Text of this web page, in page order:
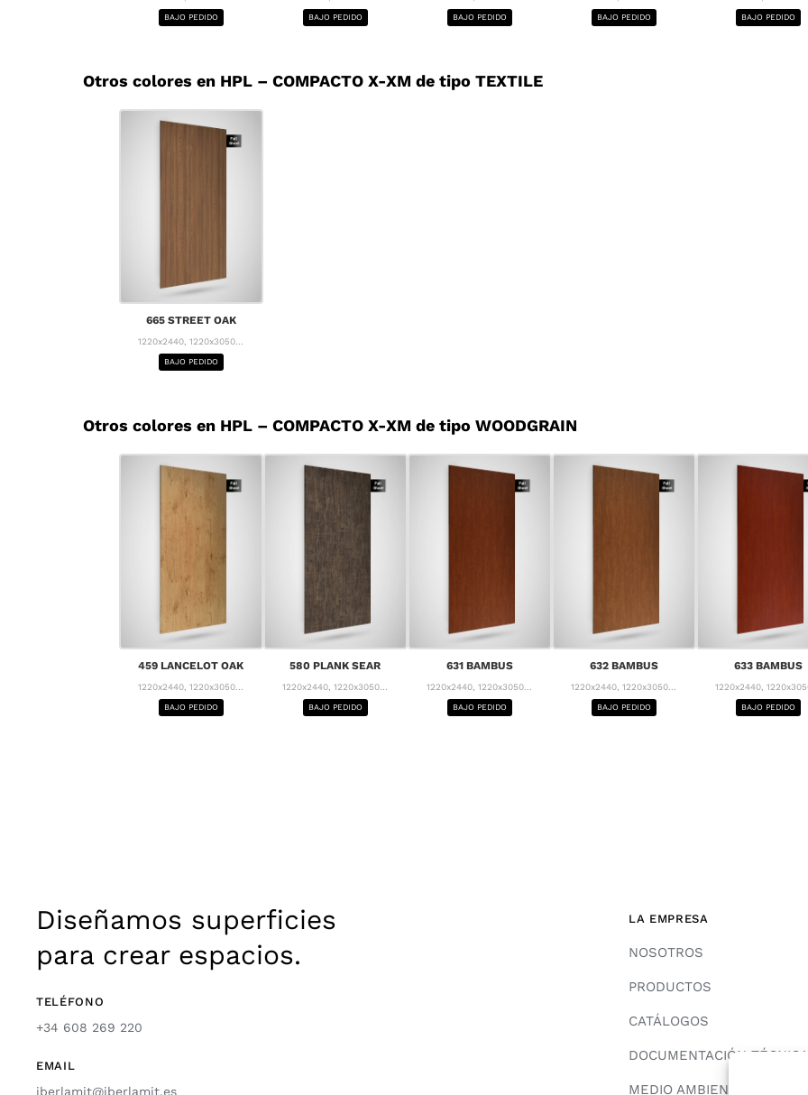
BAJO PEDIDO BAJO PEDIDO BAJO PEDIDO BAJO PEDIDO BAJO PEDIDO
Otros colores en HPL – COMPACTO X-XM de tipo TEXTILE
665 STREET OAK
1220x2440, 1220x3050...
BAJO PEDIDO
Otros colores en HPL – COMPACTO X-XM de tipo WOODGRAIN
459 LANCELOT OAK
1220x2440, 1220x3050...
BAJO PEDIDO
580 PLANK SEAR
1220x2440, 1220x3050...
BAJO PEDIDO
631 BAMBUS
1220x2440, 1220x3050...
BAJO PEDIDO
632 BAMBUS
1220x2440, 1220x3050...
BAJO PEDIDO
633 BAMBUS
1220x2440,
BAJO PEDIDO
Diseñamos superficies
para crear espacios.
TELÉFONO
+34 608 269 220
EMAIL
iberlamit@iberlamit.es
LA EMPRESA
NOSOTROS
PRODUCTOS
CATÁLOGOS
DOCUMENTACIÓN TÉCNICA
MEDIO AMBIENTE